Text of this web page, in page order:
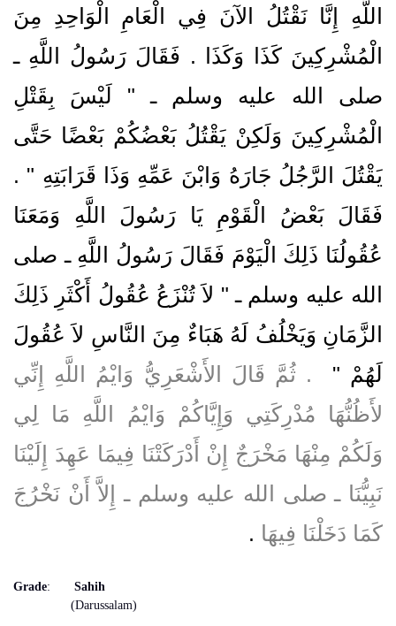
اللَّهِ إِنَّا نَقْتُلُ الآنَ فِي الْعَامِ الْوَاحِدِ مِنَ
الْمُشْرِكِينَ كَذَا وَكَذَا ‏.‏ فَقَالَ رَسُولُ اللَّهِ ـ
صلى الله عليه وسلم ـ ‏"‏ لَيْسَ بِقَتْلِ
الْمُشْرِكِينَ وَلَكِنْ يَقْتُلُ بَعْضُكُمْ بَعْضًا حَتَّى
يَقْتُلَ الرَّجُلُ جَارَهُ وَابْنَ عَمِّهِ وَذَا قَرَابَتِهِ ‏"‏ ‏.‏
فَقَالَ بَعْضُ الْقَوْمِ يَا رَسُولَ اللَّهِ وَمَعَنَا
عُقُولُنَا ذَلِكَ الْيَوْمَ فَقَالَ رَسُولُ اللَّهِ ـ صلى
الله عليه وسلم ـ ‏"‏ لاَ تُنْزَعُ عُقُولُ أَكْثَرِ ذَلِكَ
الزَّمَانِ وَيَخْلُفُ لَهُ هَبَاءٌ مِنَ النَّاسِ لاَ عُقُولَ
لَهُمْ ‏"
‏ ‏.‏ ثُمَّ قَالَ الأَشْعَرِيُّ وَايْمُ اللَّهِ إِنِّي
لأَظُنُّهَا مُدْرِكَتِي وَإِيَّاكُمْ وَايْمُ اللَّهِ مَا لِي
وَلَكُمْ مِنْهَا مَخْرَجٌ إِنْ أَدْرَكَتْنَا فِيمَا عَهِدَ إِلَيْنَا
نَبِيُّنَا ـ صلى الله عليه وسلم ـ إِلاَّ أَنْ نَخْرُجَ
كَمَا دَخَلْنَا فِيهَا ‏.‏
Grade:
Sahih
(Darussalam)